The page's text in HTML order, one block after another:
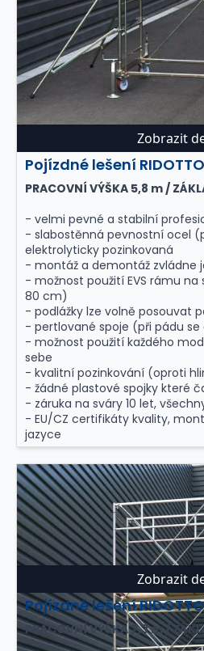
Zobrazit
Pojízdné lešení
PRACOVNÍ VÝŠKA 5,8 m /
- velmi pevné a stabilní
- slabostěnná pevnostní ocel
elektrolyticky pozinkovaná
- montáž a demontáž zvládne
- možnost použití EVS rámu
80 cm)
- podlážky lze volně posouvat
- pertlované spoje (při pádu se
- možnost použití každého
sebe
- kvalitní pozinkování (oproti
- žádné plastové spojky které
- záruka na sváry 10 let,
- EU/CZ certifikáty kvality,
jazyce
Zobrazit
Pojízdné lešení
PRACOVNÍ VÝŠKA 7,3 m /